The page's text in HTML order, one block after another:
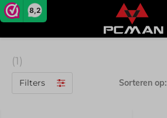
8,2
(1)
Filters Sorteren op: